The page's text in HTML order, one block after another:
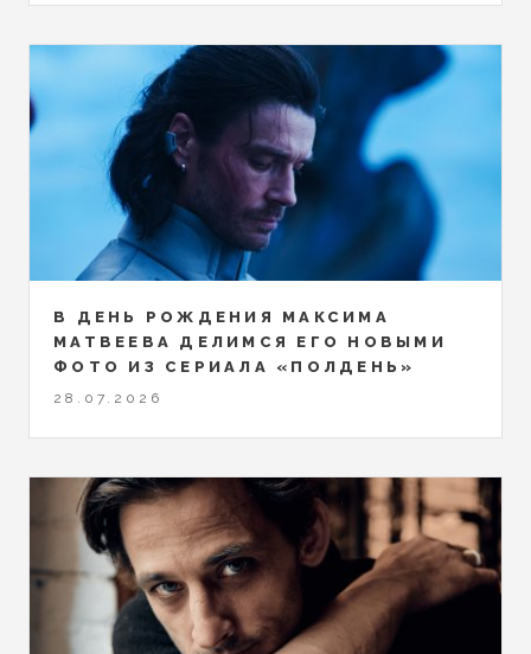
В ДЕНЬ РОЖДЕНИЯ МАКСИМА
МАТВЕЕВА ДЕЛИМСЯ ЕГО НОВЫМИ
ФОТО ИЗ СЕРИАЛА «ПОЛДЕНЬ»
28.07.2026